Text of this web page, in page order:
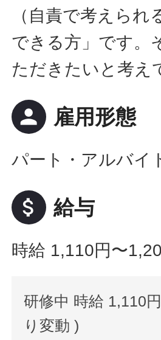
（自責で考えら
できる方」です。
ただきたいと考え
person 雇用形態
パート・アルバイ
attach_money 給与
時給 1,110円〜
研修中 時給 1,110
り変動 )